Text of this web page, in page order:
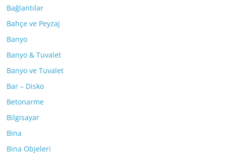
Bağlantılar
Bahçe ve Peyzaj
Banyo
Banyo & Tuvalet
Banyo ve Tuvalet
Bar – Disko
Betonarme
Bilgisayar
Bina
Bina Objeleri